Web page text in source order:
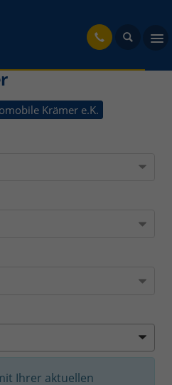
Krämer e.K.
Ihrer aktuellen